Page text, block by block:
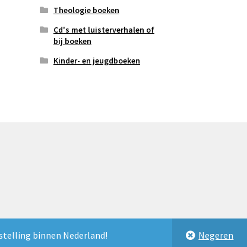
binnen Nederland! Negeren
Theologie boeken
Cd's met luisterverhalen of
bij boeken
Kinder- en jeugdboeken